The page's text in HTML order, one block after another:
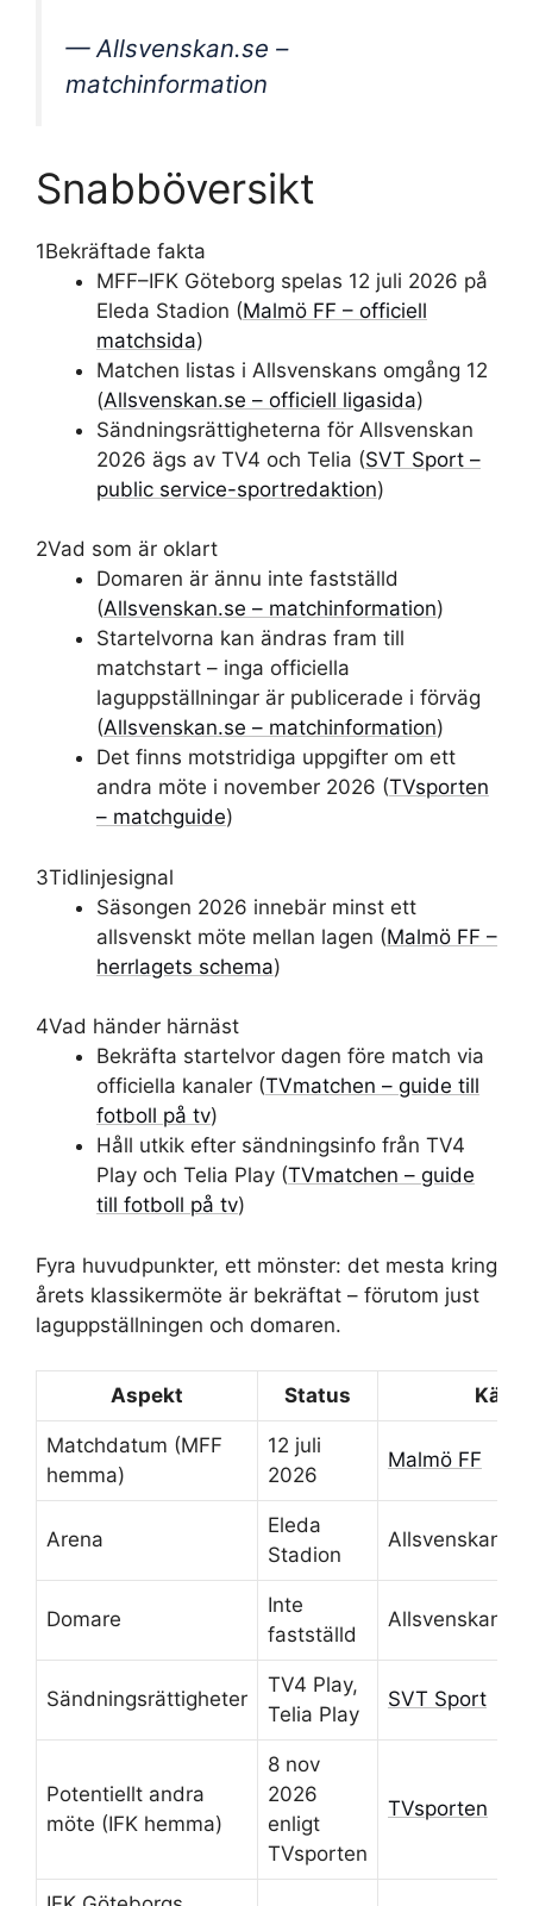
— Allsvenskan.se –
matchinformation
Snabböversikt
1Bekräftade fakta
MFF–IFK Göteborg spelas 12 juli 2026 på
Eleda Stadion (Malmö FF – officiell
matchsida)
Matchen listas i Allsvenskans omgång 12
(Allsvenskan.se – officiell ligasida)
Sändningsrättigheterna för Allsvenskan
2026 ägs av TV4 och Telia (SVT Sport –
public service-sportredaktion)
2Vad som är oklart
Domaren är ännu inte fastställd
(Allsvenskan.se – matchinformation)
Startelvorna kan ändras fram till
matchstart – inga officiella
laguppställningar är publicerade i förväg
(Allsvenskan.se – matchinformation)
Det finns motstridiga uppgifter om ett
andra möte i november 2026 (TVsporten
– matchguide)
3Tidlinjesignal
Säsongen 2026 innebär minst ett
allsvenskt möte mellan lagen (Malmö FF –
herrlagets schema)
4Vad händer härnäst
Bekräfta startelvor dagen före match via
officiella kanaler (TVmatchen – guide till
fotboll på tv)
Håll utkik efter sändningsinfo från TV4
Play och Telia Play (TVmatchen – guide
till fotboll på tv)
Fyra huvudpunkter, ett mönster: det mesta kring
årets klassikermöte är bekräftat – förutom just
laguppställningen och domaren.
Aspekt Status Källa
Matchdatum (MFF
hemma)
12 juli
2026
Malmö FF
Arena
Eleda
Stadion
Allsvenskan.se
Domare
Inte
fastställd
Allsvenskan.se
Sändningsrättigheter
TV4 Play,
Telia Play
SVT Sport
Potentiellt andra
möte (IFK hemma)
8 nov
2026
enligt
TVsporten
TVsporten